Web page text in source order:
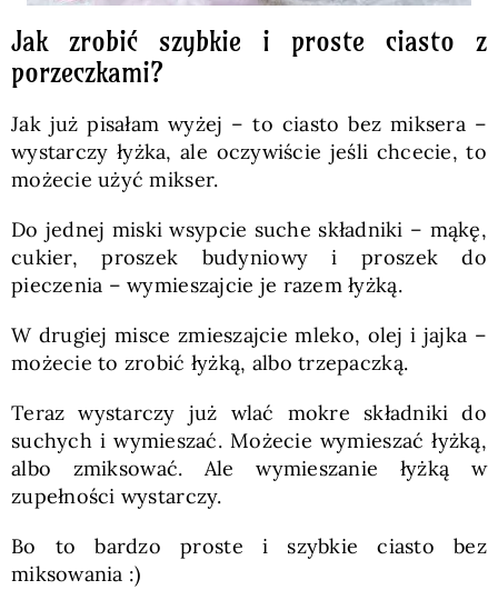
Jak zrobić szybkie i proste ciasto z
porzeczkami?
Jak już pisałam wyżej – to ciasto bez miksera –
wystarczy łyżka, ale oczywiście jeśli chcecie, to
możecie użyć mikser.
Do jednej miski wsypcie suche składniki – mąkę,
cukier, proszek budyniowy i proszek do
pieczenia – wymieszajcie je razem łyżką.
W drugiej misce zmieszajcie mleko, olej i jajka –
możecie to zrobić łyżką, albo trzepaczką.
Teraz wystarczy już wlać mokre składniki do
suchych i wymieszać. Możecie wymieszać łyżką,
albo zmiksować. Ale wymieszanie łyżką w
zupełności wystarczy.
Bo to bardzo proste i szybkie ciasto bez
miksowania :)